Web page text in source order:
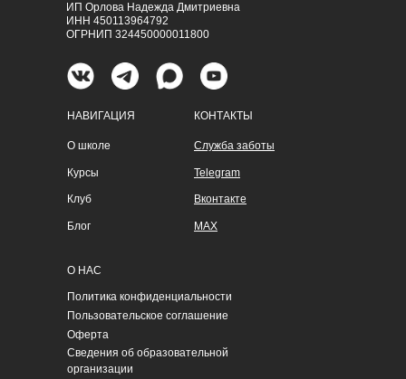
НАВИГАЦИЯ
О школе
Курсы
Клуб
Блог
КОНТАКТЫ
Служба заботы
Telegram
MAX
Вконтакте
О НАС
Политика конфиденциальности
Пользовательское соглашение
Оферта
ИП Орлова Надежда Дмитриевна
ИНН 450113964792
ОГРНИП 324450000011800
Сведения об образовательной
организации